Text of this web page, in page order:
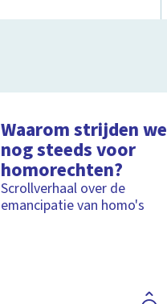
Waarom strijden we
nog steeds voor
homorechten?
Scrollverhaal over de
emancipatie van homo's